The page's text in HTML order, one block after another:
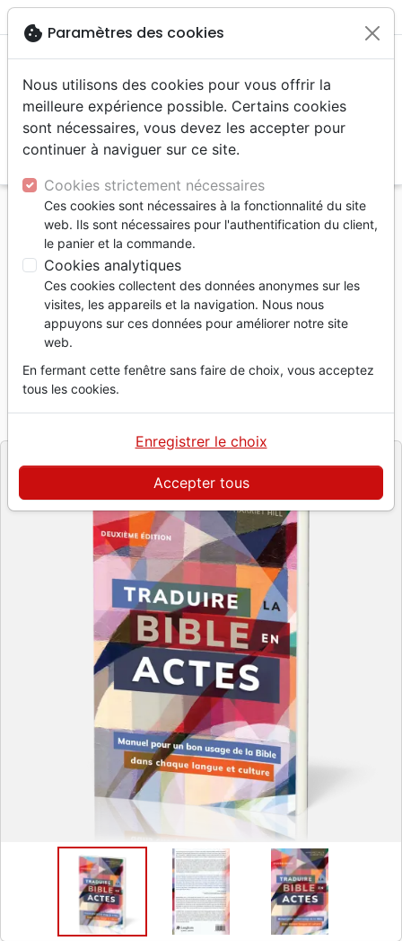
menu
Accueil Livres
Doctrine
Traduire la Bible en actes - Manuel pour un bon
usage de la Bible dans chaque langue et culture
Traduire la Bible en actes
Manuel pour un bon usage de la Bible
dans chaque langue et culture
HILL M. & HILL H.
cookie Paramètres des cookies
Nous utilisons des cookies pour vous offrir la
meilleure expérience possible. Certains cookies
sont nécessaires, vous devez les accepter pour
continuer à naviguer sur ce site.
Cookies strictement nécessaires
Ces cookies sont nécessaires à la fonctionnalité du site
web. Ils sont nécessaires pour l'authentification du client,
le panier et la commande.
Cookies analytiques
Ces cookies collectent des données anonymes sur les
visites, les appareils et la navigation. Nous nous
appuyons sur ces données pour améliorer notre site
web.
En fermant cette fenêtre sans faire de choix, vous acceptez
tous les cookies.
Accepter tous
Enregistrer le choix